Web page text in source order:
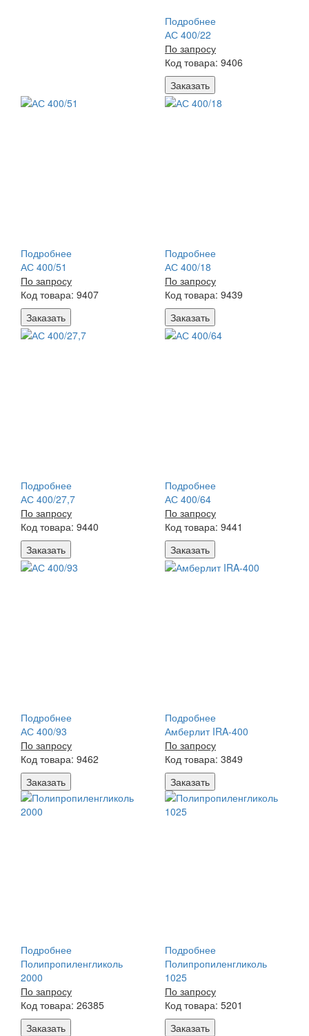
Подробнее
АС 400/22
По запросу
Код товара: 9406
Заказать
Подробнее
АС 400/51
По запросу
Код товара: 9407
Заказать
Подробнее
АС 400/18
По запросу
Код товара: 9439
Заказать
Подробнее
АС 400/27,7
По запросу
Код товара: 9440
Заказать
Подробнее
АС 400/64
По запросу
Код товара: 9441
Заказать
Подробнее
АС 400/93
По запросу
Код товара: 9462
Заказать
Подробнее
Амберлит IRA-400
По запросу
Код товара: 3849
Заказать
Подробнее
Полипропиленгликоль
2000
По запросу
Код товара: 26385
Заказать
Подробнее
Полипропиленгликоль
1025
По запросу
Код товара: 5201
Заказать